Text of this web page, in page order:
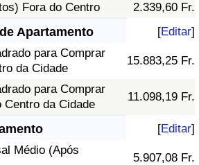
Fora do Centro 2.339,60 Fr.
Apartamento [Editar]
para Comprar
da Cidade
15.883,25 Fr.
para Comprar
Centro da Cidade
11.098,19 Fr.
[Editar]
Médio (Após
5.907,08 Fr.